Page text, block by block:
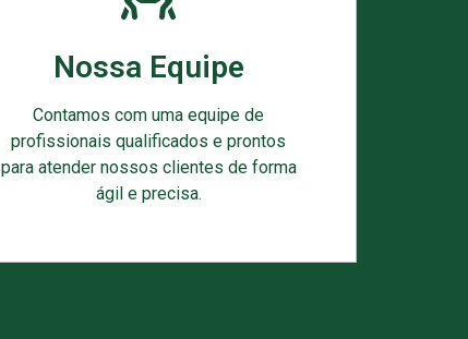
Nossa Equipe
Contamos com uma equipe de
profissionais qualificados e prontos
para atender nossos clientes de forma
ágil e precisa.